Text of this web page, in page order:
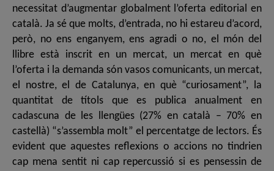
necessitat d’augmentar globalment l’oferta editorial en
català. Ja sé que molts, d’entrada, no hi estareu d’acord,
però, no ens enganyem, ens agradi o no, el món del
llibre està inscrit en un mercat, un mercat en què
l’oferta i la demanda són vasos comunicants, un mercat,
el nostre, el de Catalunya, en què “curiosament”, la
quantitat de títols que es publica anualment en
cadascuna de les llengües (27% en català – 70% en
castellà) “s’assembla molt” el percentatge de lectors. És
evident que aquestes reflexions o accions no tindrien
cap mena sentit ni cap repercussió si es pensessin de